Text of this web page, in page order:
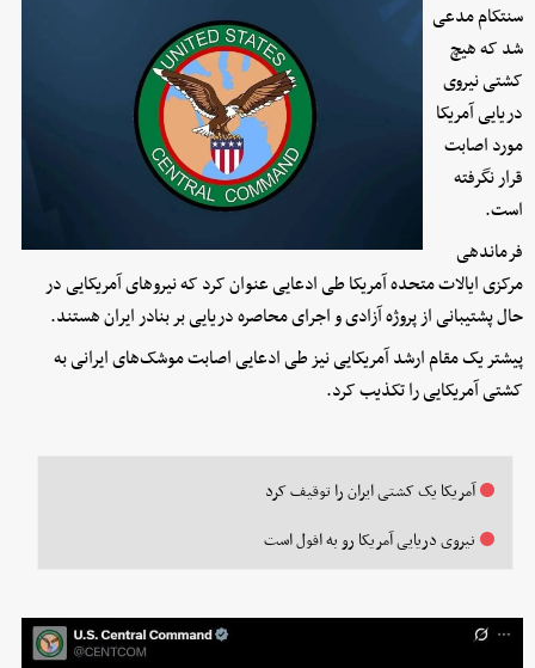
سنتکام مدعی
شد که هیچ
کشتی نیروی
دریایی آمریکا
مورد اصابت
قرار نگرفته
است.
فرماندهی
مرکزی ایالات متحده آمریکا طی ادعایی عنوان کرد که نیروهای آمریکایی در
حال پشتیبانی از پروژه آزادی و اجرای محاصره دریایی بر بنادر ایران هستند.
پیشتر یک مقام ارشد آمریکایی نیز طی ادعایی اصابت موشک‌های ایرانی به
کشتی آمریکایی را تکذیب کرد.
آمریکا یک کشتی ایران را توقیف کرد
نیروی دریایی آمریکا رو به افول است